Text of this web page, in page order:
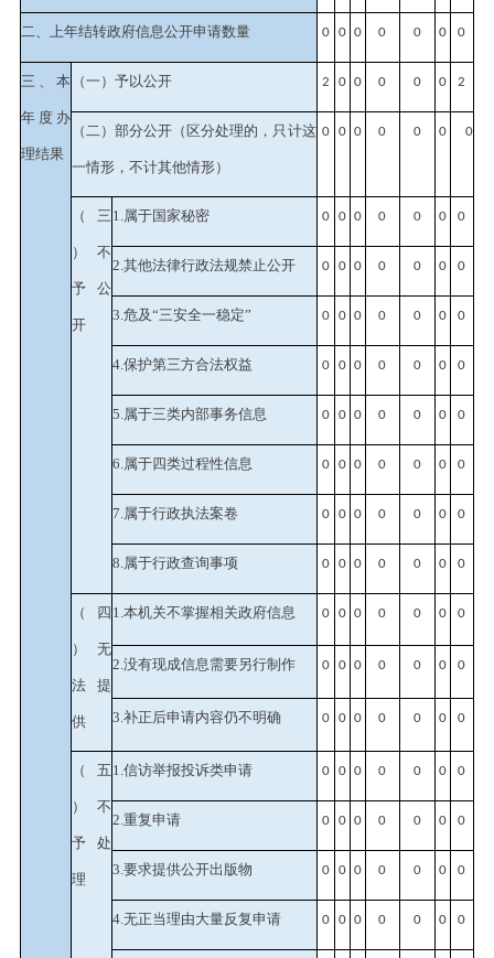
二、上年结转政府信息公开申请数量 0 0 0 0 0 0 0
三、本
年度办
理结果
（一）予以公开 2 0 0 0 0 0 2
（二）部分公开 （区分处理的，只计这
一情形，不计其他情形）
0 0 0 0 0 0 0
（三
）不
予公
开
1.属于国家秘密 0 0 0 0 0 0 0
2.其他法律行政法规禁止公开 0 0 0 0 0 0 0
3.危及“三安全一稳定” 0 0 0 0 0 0 0
4.保护第三方合法权益 0 0 0 0 0 0 0
5.属于三类内部事务信息 0 0 0 0 0 0 0
6.属于四类过程性信息 0 0 0 0 0 0 0
7.属于行政执法案卷 0 0 0 0 0 0 0
8.属于行政查询事项 0 0 0 0 0 0 0
（四
）无
法提
供
1.本机关不掌握相关政府信息 0 0 0 0 0 0 0
2.没有现成信息需要另行制作 0 0 0 0 0 0 0
3.补正后申请内容仍不明确 0 0 0 0 0 0 0
（五
）不
予处
理
1.信访举报投诉类申请 0 0 0 0 0 0 0
2.重复申请 0 0 0 0 0 0 0
3.要求提供公开出版物 0 0 0 0 0 0 0
4.无正当理由大量反复申请 0 0 0 0 0 0 0